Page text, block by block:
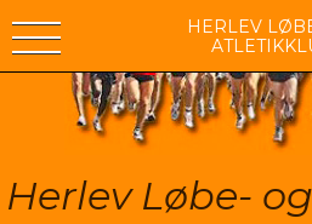
HERLEV
Herlev Løbe-